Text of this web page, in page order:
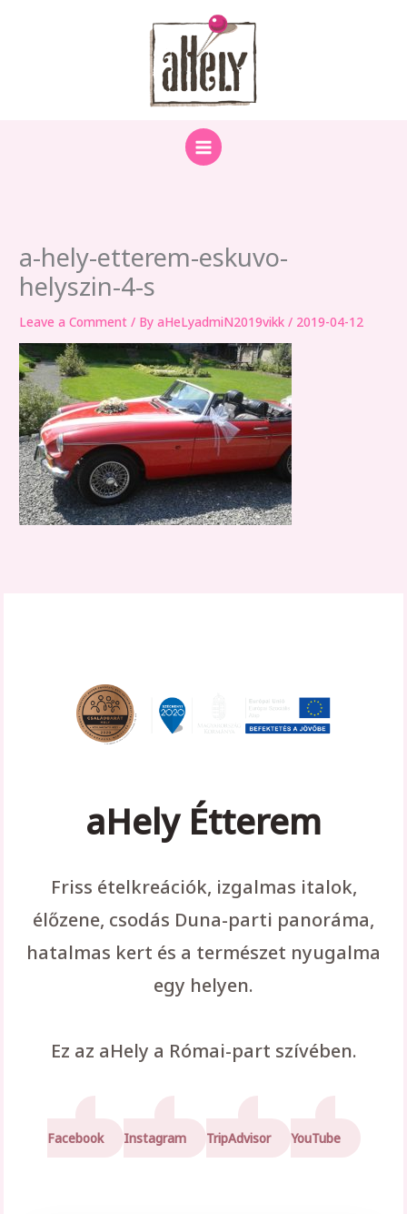
a-hely-etterem-eskuvo-
helyszin-4-s
Leave a Comment / ByaHeLyadmiN2019vikk/ 2019-04-12
aHely Étterem
Friss ételkreációk, izgalmas italok,
élőzene, csodás Duna-parti panoráma,
hatalmas kert és a természet nyugalma
egy helyen.
Ez az aHely a Római-part szívében.
Facebook Instagram TripAdvisor YouTube